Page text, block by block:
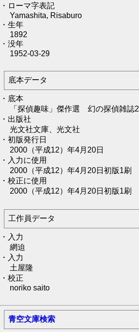
・ローマ字表記
Yamashita, Risaburo
・生年
1892
・没年
1952-03-29
底本データ
・底本
「探偵趣味」傑作選 幻の探偵雑誌2
・出版社
光文社文庫、光文社
・初版発行日
2000（平成12）年4月20日
・入力に使用
2000（平成12）年4月20日初版1刷
・校正に使用
2000（平成12）年4月20日初版1刷
工作員データ
・入力
網迫
・入力
土屋隆
・校正
noriko saito
青空文庫検索